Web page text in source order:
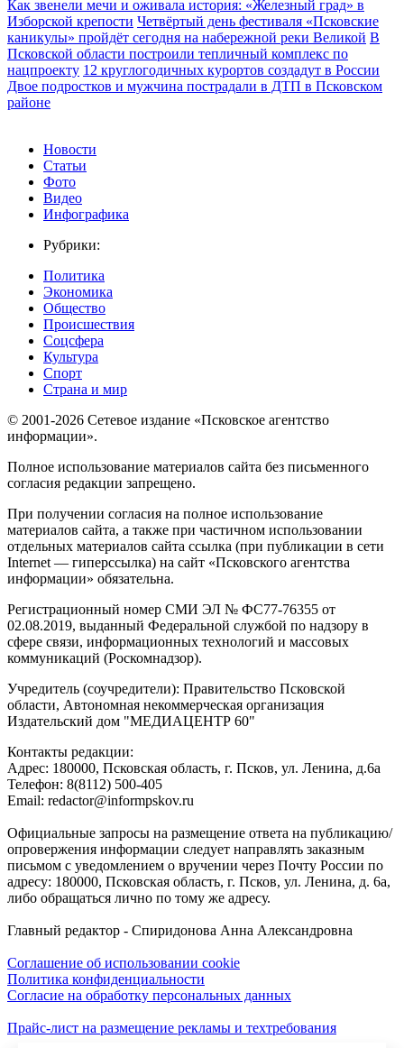
Как звенели мечи и оживала история: «Железный град» в
Изборской крепости Четвёртый день фестиваля «Псковские
каникулы» пройдёт сегодня на набережной реки Великой В
Псковской области построили тепличный комплекс по
нацпроекту 12 круглогодичных курортов создадут в России
Двое подростков и мужчина пострадали в ДТП в Псковском
районе
Новости
Статьи
Фото
Видео
Инфографика
Рубрики:
Политика
Экономика
Общество
Происшествия
Соцсфера
Культура
Спорт
Страна и мир
© 2001-2026 Сетевое издание «Псковское агентство
информации».
Полное использование материалов сайта без письменного
согласия редакции запрещено.
При получении согласия на полное использование
материалов сайта, а также при частичном использовании
отдельных материалов сайта ссылка (при публикации в сети
Internet — гиперссылка) на сайт «Псковского агентства
информации» обязательна.
Регистрационный номер СМИ ЭЛ № ФС77-76355 от
02.08.2019, выданный Федеральной службой по надзору в
сфере связи, информационных технологий и массовых
коммуникаций (Роскомнадзор).
Учредитель (соучредители): Правительство Псковской
области, Автономная некоммерческая организация
Издательский дом "МЕДИАЦЕНТР 60"
Контакты редакции:
Адреc: 180000, Псковская область, г. Псков, ул. Ленина, д.6а
Телефон: 8(8112) 500-405
Email: redactor@informpskov.ru
Официальные запросы на размещение ответа на публикацию/
опровержения информации следует направлять заказным
письмом с уведомлением о вручении через Почту России по
адресу: 180000, Псковская область, г. Псков, ул. Ленина, д. 6а,
либо обращаться лично по тому же адресу.
Главный редактор - Спиридонова Анна Александровна
Соглашение об использовании cookie
Политика конфиденциальности
Согласие на обработку персональных данных
Прайс-лист на размещение рекламы и техтребования